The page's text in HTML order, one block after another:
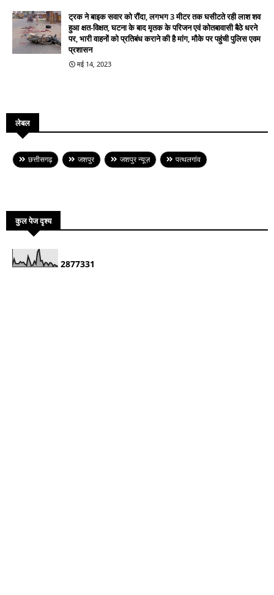
ट्रक ने बाइक सवार को रौंदा, लगभग 3 मीटर तक घसीटते रही लाश शव
हुआ क्षत-विक्षत, घटना के बाद मृतक के परिजन एवं कोतबावासी बैठे धरने
पर, भारी वाहनों को प्रतिबंध कराने की है मांग, मौके पर पहुंची पुलिस एवम
प्रशासन
मई 14, 2023
लेबल
छत्तीसगढ़ जशपुर जशपुर न्यूज़ पत्थलगांव
कुल पेज दृश्य
2877331